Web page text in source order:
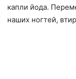
капли йода.
наших ногтей,